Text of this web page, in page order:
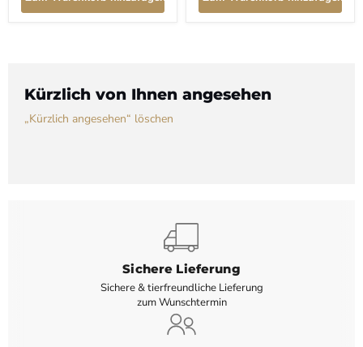
Kürzlich von Ihnen angesehen
„Kürzlich angesehen“ löschen
Sichere Lieferung
Sichere & tierfreundliche Lieferung
zum Wunschtermin